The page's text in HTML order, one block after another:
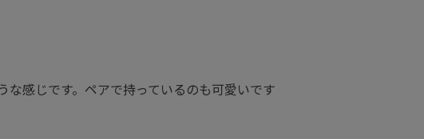
な感じです。ペアで持っているのも可愛いです